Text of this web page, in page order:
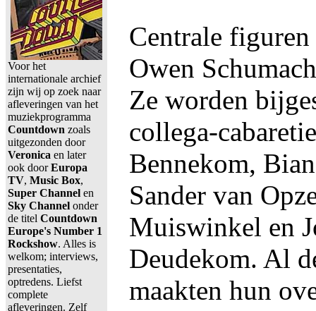
Voor het
internationale archief
zijn wij op zoek naar
afleveringen van het
muziekprogramma
Countdown zoals
uitgezonden door
Veronica en later
ook doorEuropa
TV, Music Box,
Super Channel en
Sky Channel onder
de titel Countdown
Europe's Number 1
Rockshow. Alles is
welkom; interviews,
presentaties,
optredens. Liefst
complete
afleveringen. Zelf
Centrale
Owen
Ze worden
collega-
Bennekom,
Sander van
Muiswinkel en
Deudekom. Al
maakten hun